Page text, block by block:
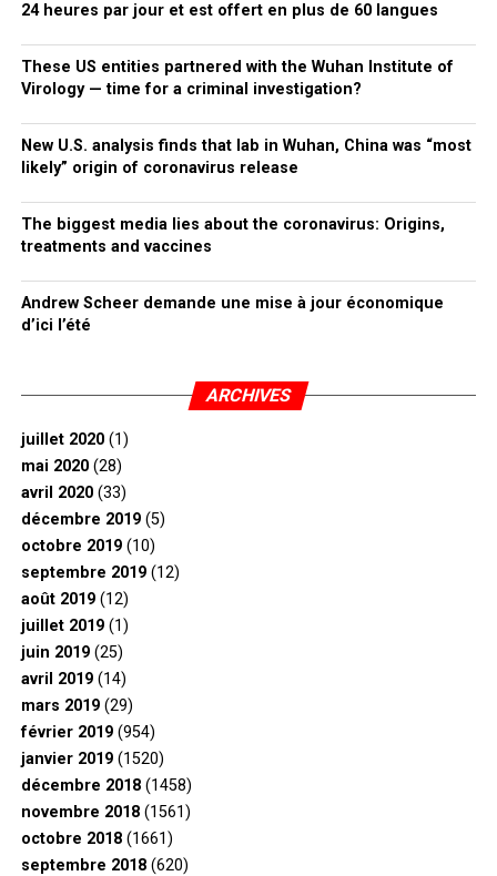
24 heures par jour et est offert en plus de 60 langues
These US entities partnered with the Wuhan Institute of
Virology — time for a criminal investigation?
New U.S. analysis finds that lab in Wuhan, China was “most
likely” origin of coronavirus release
The biggest media lies about the coronavirus: Origins,
treatments and vaccines
Andrew Scheer demande une mise à jour économique
d’ici l’été
ARCHIVES
juillet 2020(1)
mai 2020(28)
avril 2020(33)
décembre 2019(5)
octobre 2019(10)
septembre 2019(12)
août 2019(12)
juillet 2019(1)
juin 2019(25)
avril 2019(14)
mars 2019(29)
février 2019(954)
janvier 2019(1520)
décembre 2018(1458)
novembre 2018(1561)
octobre 2018(1661)
septembre 2018(620)